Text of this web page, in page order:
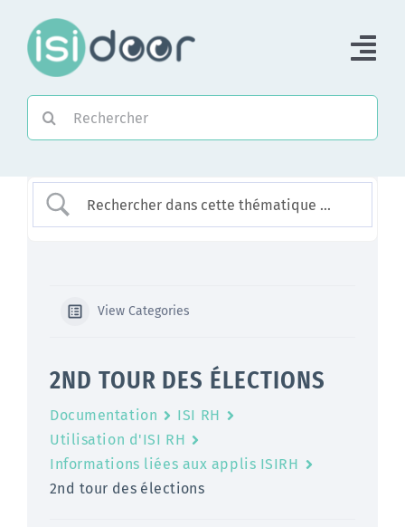
contenu
Piloter un réseau
View Categories
2ND TOUR DES ÉLECTIONS
Documentation
ISI RH
Utilisation d'ISI RH
Informations liées aux applis ISIRH
2nd tour des élections